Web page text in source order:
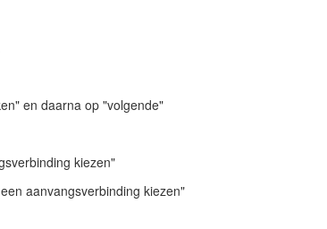
en daarna op "volgende"
kiezen"
aanvangsverbinding kiezen"